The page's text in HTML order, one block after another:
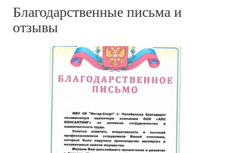
Благодарственные письма и
отзывы